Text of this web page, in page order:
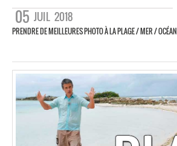
05 JUIL 2018
PRENDRE DE MEILLEURES PHOTO À LA PLAGE / MER / OCÉAN